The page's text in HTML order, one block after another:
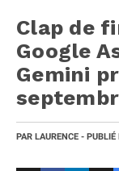
Clap de
Google
Gemini
PAR LAURENCE - PUBLIÉ